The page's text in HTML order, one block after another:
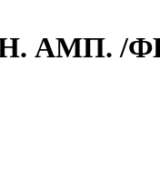
АМП. /